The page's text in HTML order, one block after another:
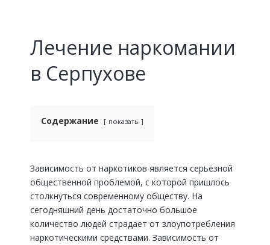
Лечение наркомании
в Серпухове
Содержание показать
Зависимость от наркотиков является серьёзной
общественной проблемой, с которой пришлось
столкнуться современному обществу. На
сегодняшний день достаточно большое
количество людей страдает от злоупотребления
наркотическими средствами. Зависимость от